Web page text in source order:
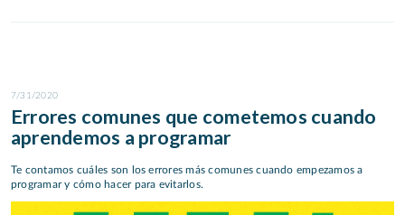
7/31/2020
Errores comunes que cometemos cuando
aprendemos a programar
Te contamos cuáles son los errores más comunes cuando empezamos a
programar y cómo hacer para evitarlos.